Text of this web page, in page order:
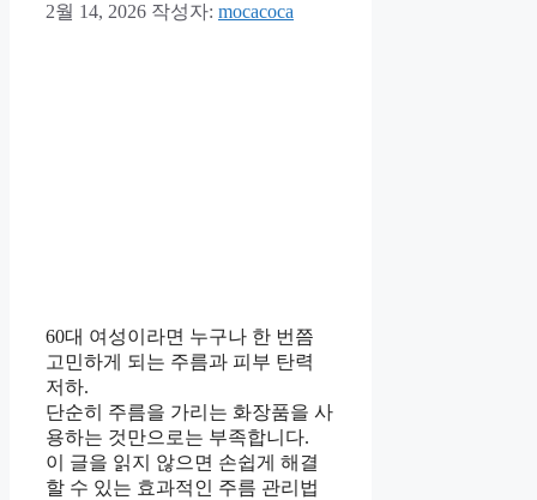
2월 14, 2026 작성자: mocacoca
60대 여성이라면 누구나 한 번쯤
고민하게 되는 주름과 피부 탄력
저하.
단순히 주름을 가리는 화장품을 사
용하는 것만으로는 부족합니다.
이 글을 읽지 않으면 손쉽게 해결
할 수 있는 효과적인 주름 관리법